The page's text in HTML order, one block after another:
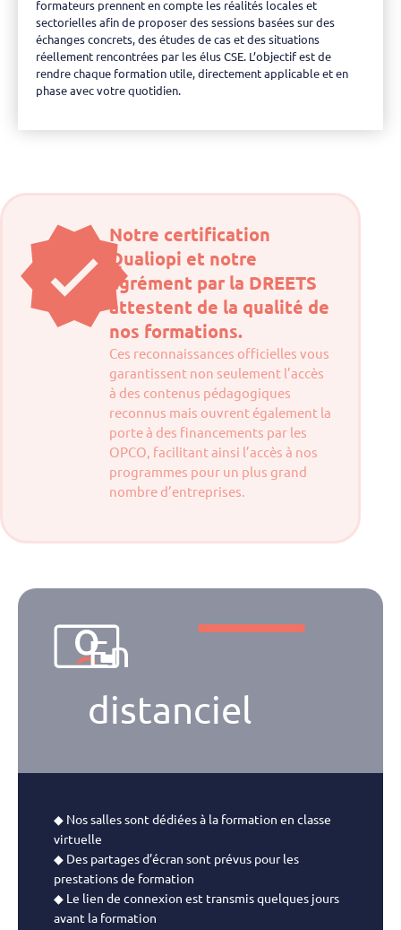
formateurs prennent en compte les réalités locales et
sectorielles afin de proposer des sessions basées sur des
échanges concrets, des études de cas et des situations
réellement rencontrées par les élus CSE. L’objectif est de
rendre chaque formation utile, directement applicable et en
phase avec votre quotidien.
Notre certification
Qualiopi et notre
agrément par la DREETS
attestent de la qualité de
nos formations.
Ces reconnaissances officielles vous
garantissent non seulement l’accès
à des contenus pédagogiques
reconnus mais ouvrent également la
porte à des financements par les
OPCO, facilitant ainsi l’accès à nos
programmes pour un plus grand
nombre d’entreprises.
En
distanciel
◆ Nos salles sont dédiées à la formation en classe
virtuelle
◆ Des partages d’écran sont prévus pour les
prestations de formation
◆ Le lien de connexion est transmis quelques jours
avant la formation